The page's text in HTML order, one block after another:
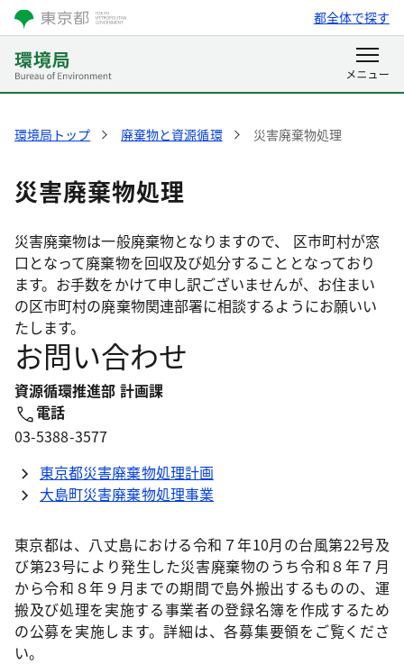
都全体で探す
環境局トップ 廃棄物と資源循環 災害廃棄物処理
災害廃棄物処理
災害廃棄物は一般廃棄物となりますので、 区市町村が窓
口となって廃棄物を回収及び処分することとなっており
ます。お手数をかけて申し訳ございませんが、お住まい
の区市町村の廃棄物関連部署に相談するようにお願いい
たします。
お問い合わせ
資源循環推進部 計画課
電話
03-5388-3577
東京都災害廃棄物処理計画
大島町災害廃棄物処理事業
東京都は、八丈島における令和７年10月の台風第22号及
び第23号により発生した災害廃棄物のうち令和８年７月
から令和８年９月までの期間で島外搬出するものの、運
搬及び処理を実施する事業者の登録名簿を作成するため
の公募を実施します。詳細は、各募集要領をご覧くださ
い。